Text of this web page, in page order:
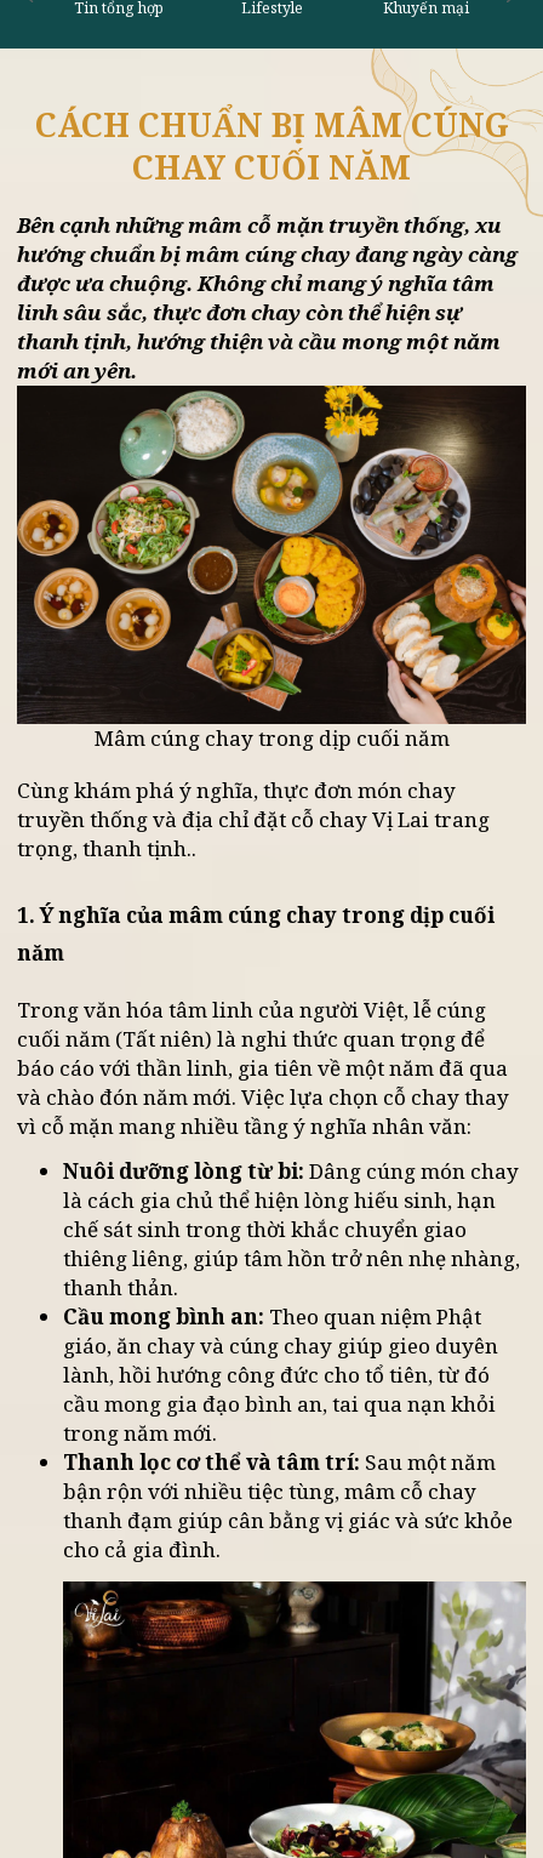
Tin tổng hợp Lifestyle
CÁCH CHUẨN BỊ MÂM CÚNG
CHAY CUỐI NĂM
Bên cạnh những mâm cỗ mặn truyền thống, xu
hướng chuẩn bị mâm cúng chay đang ngày
được ưa chuộng. Không chỉ mang ý nghĩa tâm
linh sâu sắc, thực đơn chay còn thể hiện sự
thanh tịnh, hướng thiện và cầu mong một năm
mới an yên.
Mâm cúng chay trong dịp cuối năm
Cùng khám phá ý nghĩa, thực đơn món chay
trọng, thanh tịnh..
1. Ý nghĩa của mâm cúng chay trong dịp cuối
năm
Trong văn hóa tâm linh của người Việt, lễ cúng
cuối năm (Tất niên) là nghi thức quan trọng để
và chào đón năm mới. Việc lựa chọn cỗ chay thay
vì cỗ mặn mang nhiều tầng ý nghĩa nhân văn:
Nuôi dưỡng lòng từ bi:Dâng cúng món
là cách gia chủ thể hiện lòng hiếu sinh, hạn
chế sát sinh trong thời khắc chuyển giao
thiêng liêng, giúp tâm hồn trở nên nhẹ
thanh thản.
Cầu mong bình an:Theo quan niệm Phật
giáo, ăn chay và cúng chay giúp gieo duyên
lành, hồi hướng công đức cho tổ tiên, từ đó
cầu mong gia đạo bình an, tai qua nạn khỏi
trong năm mới.
Thanh lọc cơ thể và tâm trí:
bận rộn với nhiều tiệc tùng, mâm cỗ chay
thanh đạm giúp cân bằng vị giác và sức khỏe
cho cả gia đình.